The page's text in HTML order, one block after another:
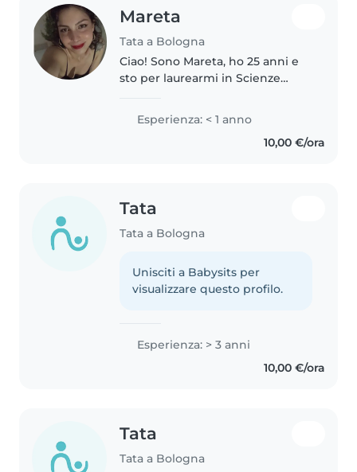
Mareta
Tata a Bologna
Ciao! Sono Mareta, ho 25 anni e
sto per laurearmi in Scienze
all'inizio del mio percorso pratico,
ho una forte motivazione e un
approccio educativo sensibile,..
Esperienza: < 1 anno
10,00 €/ora
Tata
Tata a Bologna
Unisciti a Babysits per
visualizzare questo profilo.
Esperienza: > 3 anni
10,00 €/ora
Tata
Tata a Bologna